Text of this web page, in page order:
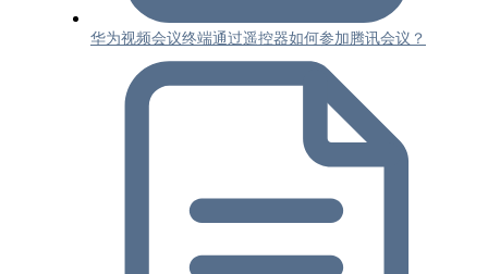
华为视频会议终端通过遥控器如何参加腾讯会议？